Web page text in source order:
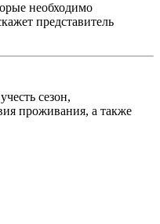
необходимо
представитель
сезон,
проживания, а также